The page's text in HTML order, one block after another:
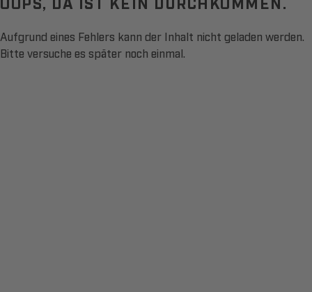
Aufgrund eines Fehlers kann der Inhalt nicht geladen werden.
Bitte versuche es später noch einmal.